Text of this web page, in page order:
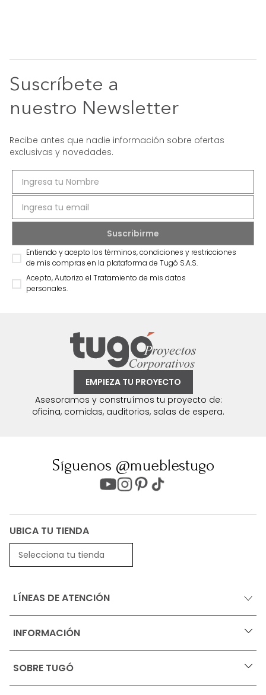
Suscríbete a
nuestro Newsletter
Recibe antes que nadie información sobre ofertas
exclusivas y novedades.
Entiendo y acepto los términos, condiciones y restricciones
de mis compras en la plataforma de Tugó S.A.S.
Acepto, Autorizo el Tratamiento de mis datos
personales.
EMPIEZA TU PROYECTO
Asesoramos y construímos tu proyecto de:
oficina, comidas, auditorios, salas de espera.
Síguenos @mueblestugo
UBICA TU TIENDA
Selecciona tu tienda
LÍNEAS DE ATENCIÓN
INFORMACIÓN +
Ofertas vigentes
Términos, condiciones y restricciones para productos
SOBRE TUGÓ +